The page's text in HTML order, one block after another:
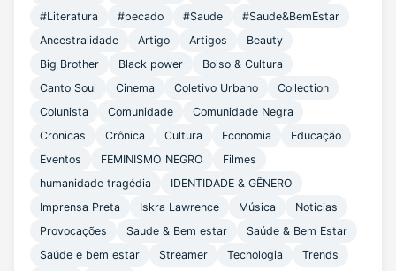
#Literatura
#pecado #Saude
#Saude&BemEstar
Ancestralidade
Artigo Artigos
Beauty
Big Brother
Black power
Bolso & Cultura
Canto Soul
Cinema Coletivo Urbano
Collection
Colunista
Comunidade
Comunidade Negra
Cronicas
Crônica Cultura Economia
Educação
Eventos
FEMINISMO NEGRO
Filmes
humanidade tragédia
IDENTIDADE & GÊNERO
Imprensa Preta
Iskra Lawrence Música
Noticias
Provocações
Saude & Bem estar
Saúde & Bem Estar
Saúde e bem estar
Streamer Tecnologia
Trends